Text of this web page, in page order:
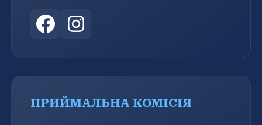
ПРИЙМАЛЬНА КОМІСІЯ